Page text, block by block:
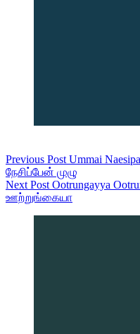
Previous Post Ummai
நேசிப்பேன் முழு
Next Post Ootrungayya
ஊற்றுங்கையா